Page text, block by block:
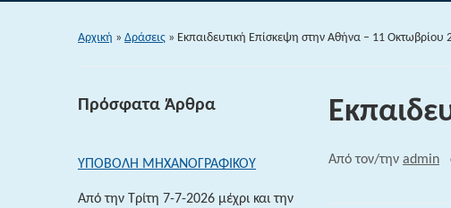
Αρχική » Δράσεις » Εκπαιδευτική Επίσκεψη στην Αθήνα – 11 Οκτωβρίου
Πρόσφατα Άρθρα
ΥΠΟΒΟΛΗ ΜΗΧΑΝΟΓΡΑΦΙΚΟΥ
Από την Τρίτη 7-7-2026 μέχρι και την
Από τον/την admin